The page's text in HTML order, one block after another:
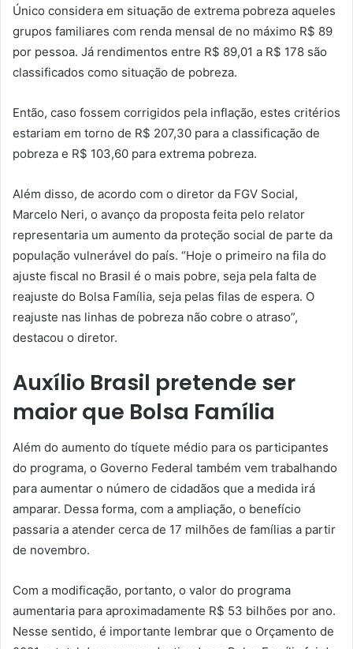
Único considera em situação de extrema pobreza aqueles
grupos familiares com renda mensal de no máximo R$ 89
por pessoa. Já rendimentos entre R$ 89,01 a R$ 178 são
classificados como situação de pobreza.
Então, caso fossem corrigidos pela inflação, estes critérios
estariam em torno de R$ 207,30 para a classificação de
pobreza e R$ 103,60 para extrema pobreza.
Além disso, de acordo com o diretor da FGV Social,
Marcelo Neri, o avanço da proposta feita pelo relator
representaria um aumento da proteção social de parte da
população vulnerável do país. “Hoje o primeiro na fila do
ajuste fiscal no Brasil é o mais pobre, seja pela falta de
reajuste do Bolsa Família, seja pelas filas de espera. O
reajuste nas linhas de pobreza não cobre o atraso”,
destacou o diretor.
Auxílio Brasil pretende ser
maior que Bolsa Família
Além do aumento do tíquete médio para os participantes
do programa, o Governo Federal também vem trabalhando
para aumentar o número de cidadãos que a medida irá
amparar. Dessa forma, com a ampliação, o benefício
passaria a atender cerca de 17 milhões de famílias a partir
de novembro.
Com a modificação, portanto, o valor do programa
aumentaria para aproximadamente R$ 53 bilhões por ano.
Nesse sentido, é importante lembrar que o Orçamento de